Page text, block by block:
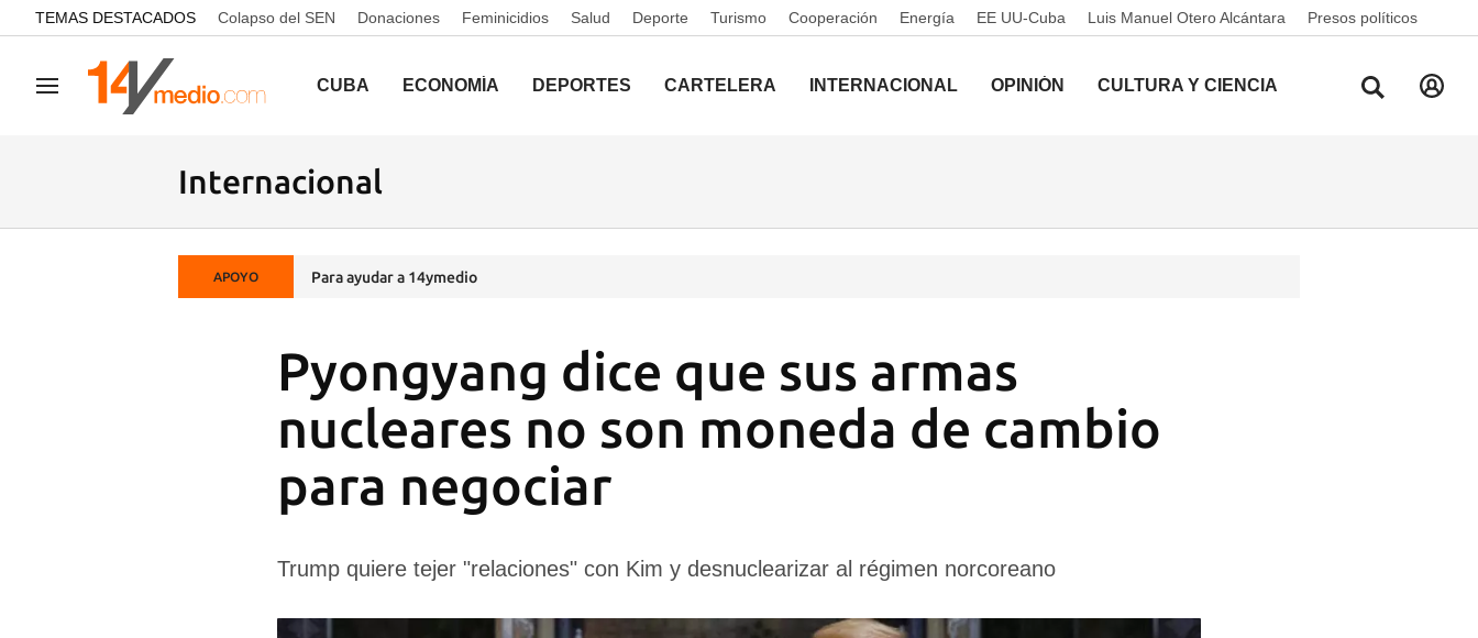
common.go-to-content
TEMAS DESTACADOS Colapso del SEN Donaciones Feminicidios Salud Deporte Turismo Cooperación Energía EE UU-Cuba Luis Manuel Otero Alcántara Presos políticos
Navegación CUBA ECONOMÍA DEPORTES CARTELERA INTERNACIONAL OPINIÓN CULTURA Y CIENCIA
Internacional
APOYO Para ayudar a 14ymedio
Pyongyang dice que sus armas
nucleares no son moneda de cambio
para negociar
Trump quiere tejer "relaciones" con Kim y desnuclearizar al régimen norcoreano